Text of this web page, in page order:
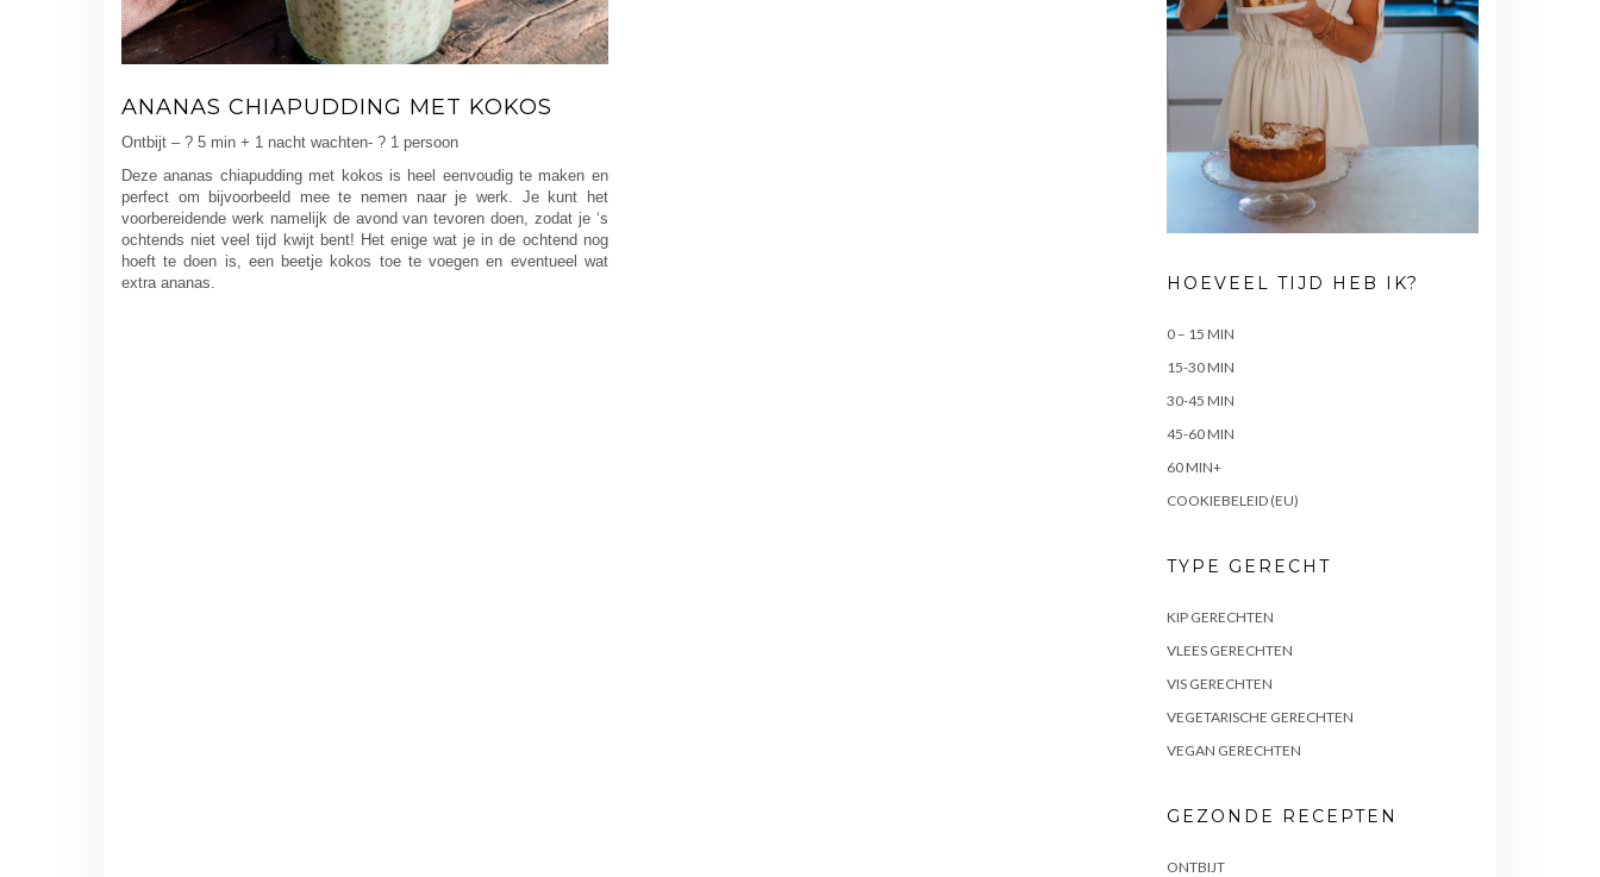
ANANAS CHIAPUDDING MET KOKOS
Ontbijt – ? 5 min + 1 nacht wachten- ? 1 persoon
Deze ananas chiapudding met kokos is heel eenvoudig te maken en
perfect om bijvoorbeeld mee te nemen naar je werk. Je kunt het
voorbereidende werk namelijk de avond van tevoren doen, zodat je ‘s
ochtends niet veel tijd kwijt bent! Het enige wat je in de ochtend nog
hoeft te doen is, een beetje kokos toe te voegen en eventueel wat
extra ananas.
HOEVEEL TIJD HEB IK?
0 – 15 MIN
15-30 MIN
30-45 MIN
45-60 MIN
60 MIN+
COOKIEBELEID (EU)
TYPE GERECHT
KIP GERECHTEN
VLEES GERECHTEN
VIS GERECHTEN
VEGETARISCHE GERECHTEN
VEGAN GERECHTEN
GEZONDE RECEPTEN
ONTBIJT